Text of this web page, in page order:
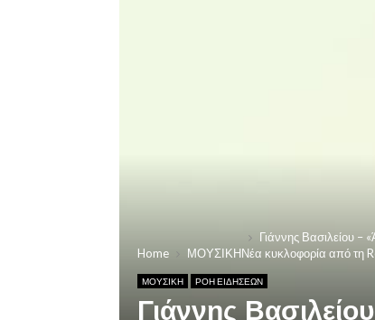
Home ΜΟΥΣΙΚΗ
Γιάννης Βασιλείου –
Νέα κυκλοφορία από τη
ΜΟΥΣΙΚΗ ΡΟΗ ΕΙΔΗΣΕΩΝ
Γιάννης